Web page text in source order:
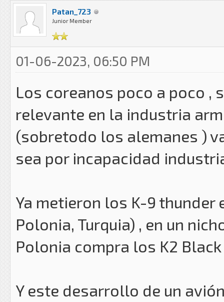
Patan_723
Junior Member
01-06-2023, 06:50 PM
Los coreanos poco a poco ,
relevante en la industria
(sobretodo los alemanes )
sea por incapacidad
Ya metieron los K-9 thunder
Polonia, Turquia) , en un
Polonia compra los K2
Y este desarrollo de un